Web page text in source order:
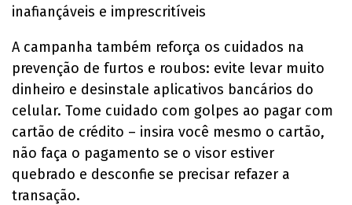
inafiançáveis e imprescritíveis
A campanha também reforça os cuidados na
prevenção de furtos e roubos: evite levar muito
dinheiro e desinstale aplicativos bancários do
celular. Tome cuidado com golpes ao pagar com
cartão de crédito – insira você mesmo o cartão,
não faça o pagamento se o visor estiver
quebrado e desconfie se precisar refazer a
transação.